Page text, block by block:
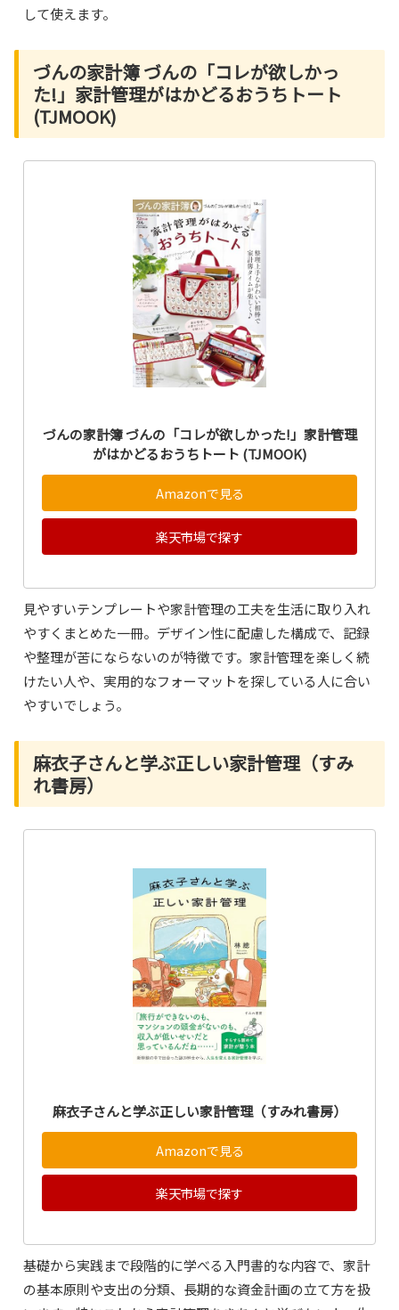
して使えます。
づんの家計簿 づんの「コレが欲しかっ
た!」家計管理がはかどるおうちトート
(TJMOOK)
づんの家計簿 づんの「コレが欲しかった!」家計管理
がはかどるおうちトート (TJMOOK)
Amazonで見る
楽天市場で探す
見やすいテンプレートや家計管理の工夫を生活に取り入れ
やすくまとめた一冊。デザイン性に配慮した構成で、記録
や整理が苦にならないのが特徴です。家計管理を楽しく続
けたい人や、実用的なフォーマットを探している人に合い
やすいでしょう。
麻衣子さんと学ぶ正しい家計管理（すみ
れ書房）
麻衣子さんと学ぶ正しい家計管理（すみれ書房）
Amazonで見る
楽天市場で探す
基礎から実践まで段階的に学べる入門書的な内容で、家計
の基本原則や支出の分類、長期的な資金計画の立て方を扱